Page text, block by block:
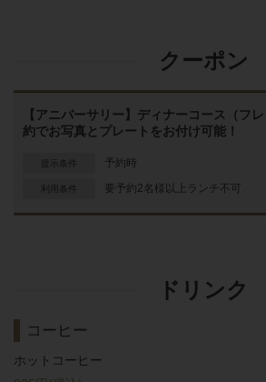
クーポン
【アニバーサリー】ディナーコース（フ
約でお写真とプレートをお付け可能！
提示条件 予約時
利用条件 要予約2名様以上ランチ不可
ドリンク
コーヒー
ホットコーヒー